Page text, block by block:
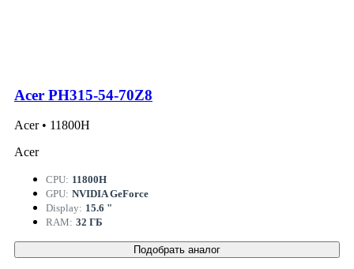
Acer PH315-54-70Z8
Acer • 11800H
Acer
CPU: 11800H
GPU: NVIDIA GeForce
Display: 15.6 "
RAM: 32 ГБ
Подобрать аналог